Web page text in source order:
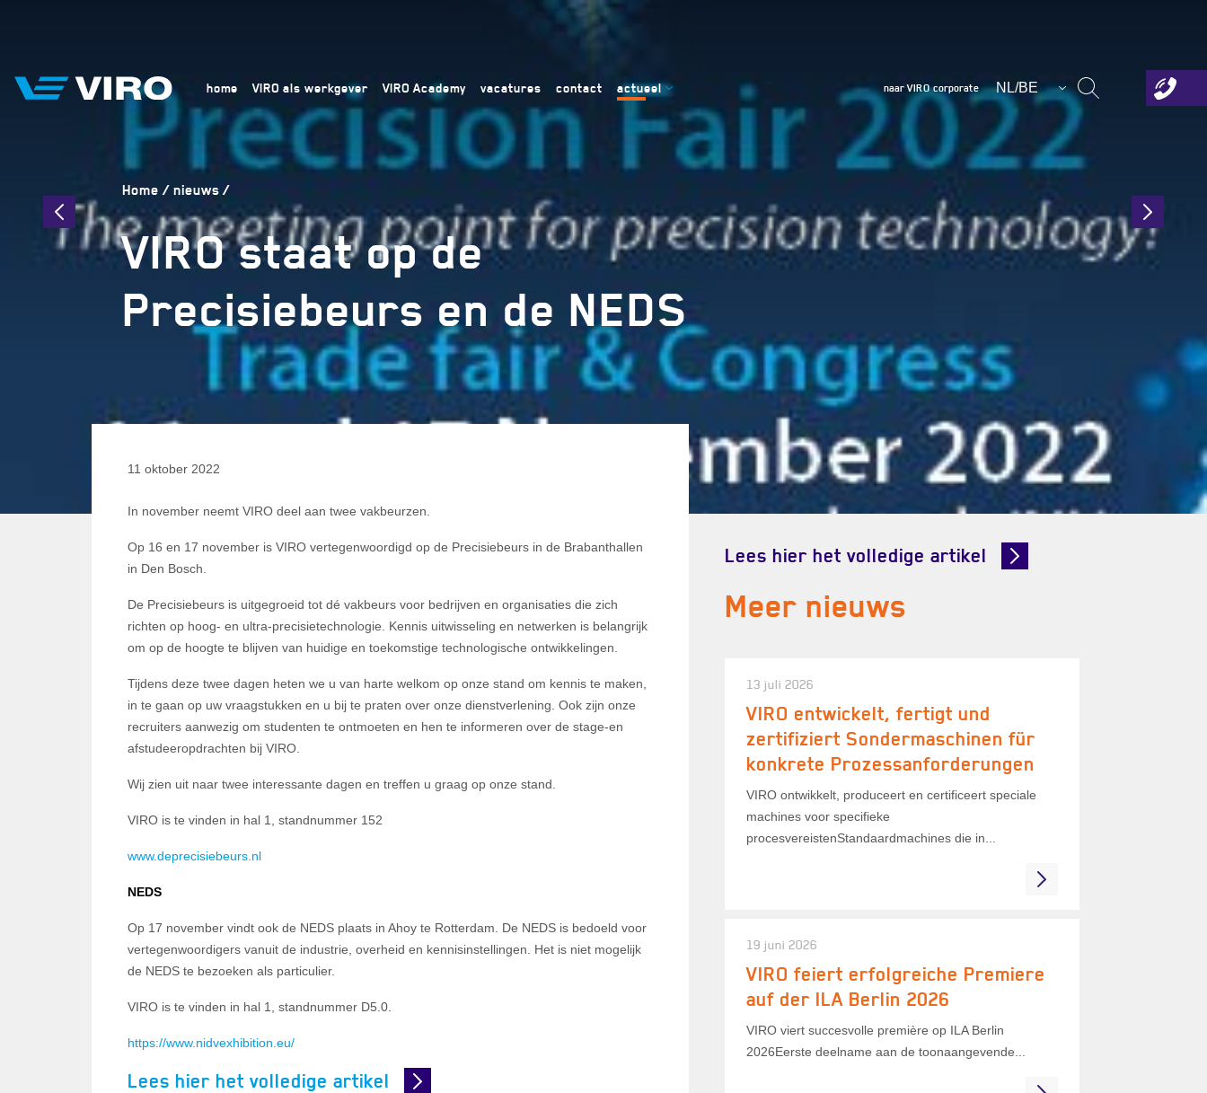
home VIRO als werkgever VIRO Academy vacatures contact actueel naar VIRO corporate NL/BE
Home nieuws
VIRO staat op de
Precisiebeurs en de NEDS
11 oktober 2022
In november neemt VIRO deel aan twee vakbeurzen.
Op 16 en 17 november is VIRO vertegenwoordigd op de Precisiebeurs in de Brabanthallen
in Den Bosch.
De Precisiebeurs is uitgegroeid tot dé vakbeurs voor bedrijven en organisaties die zich
richten op hoog- en ultra-precisietechnologie. Kennis uitwisseling en netwerken is belangrijk
om op de hoogte te blijven van huidige en toekomstige technologische ontwikkelingen.
Tijdens deze twee dagen heten we u van harte welkom op onze stand om kennis te maken,
in te gaan op uw vraagstukken en u bij te praten over onze dienstverlening. Ook zijn onze
recruiters aanwezig om studenten te ontmoeten en hen te informeren over de stage-en
afstudeeropdrachten bij VIRO.
Wij zien uit naar twee interessante dagen en treffen u graag op onze stand.
VIRO is te vinden in hal 1, standnummer 152
www.deprecisiebeurs.nl
NEDS
Op 17 november vindt ook de NEDS plaats in Ahoy te Rotterdam. De NEDS is bedoeld voor
vertegenwoordigers vanuit de industrie, overheid en kennisinstellingen. Het is niet mogelijk
de NEDS te bezoeken als particulier.
VIRO is te vinden in hal 1, standnummer D5.0.
https://www.nidvexhibition.eu/
Lees hier het volledige artikel
Lees hier het volledige artikel
Meer nieuws
13 juli 2026
VIRO entwickelt, fertigt und
zertifiziert Sondermaschinen für
konkrete Prozessanforderungen
VIRO ontwikkelt, produceert en certificeert speciale
machines voor specifieke
procesvereistenStandaardmachines die in...
19 juni 2026
VIRO feiert erfolgreiche Premiere
auf der ILA Berlin 2026
VIRO viert succesvolle première op ILA Berlin
2026Eerste deelname aan de toonaangevende...